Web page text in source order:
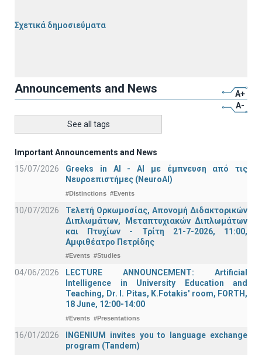
Σχετικά δημοσιεύματα
Announcements and News
A+
A-
See all tags
Important Announcements and News
15/07/2026
Greeks in AI - ΑΙ με έμπνευση από τις
Νευροεπιστήμες (NeuroAI)
#Distinctions #Events
10/07/2026
Τελετή Ορκωμοσίας, Απονομή Διδακτορικών
Διπλωμάτων, Μεταπτυχιακών Διπλωμάτων
και Πτυχίων - Τρίτη 21-7-2026, 11:00,
Αμφιθέατρο Πετρίδης
#Events #Studies
04/06/2026
LECTURE ANNOUNCEMENT: Artificial
Intelligence in University Education and
Teaching, Dr. I. Pitas, K.Fotakis' room, FORTH,
18 June, 12:00-14:00
#Events #Presentations
16/01/2026
INGENIUM invites you to language exchange
program (Tandem)